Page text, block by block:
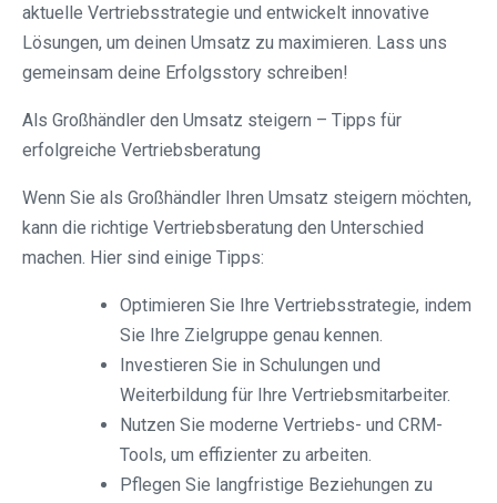
aktuelle Vertriebsstrategie und entwickelt innovative
Lösungen, um deinen Umsatz zu maximieren. Lass uns
gemeinsam deine Erfolgsstory schreiben!
Als Großhändler den Umsatz steigern – Tipps für
erfolgreiche Vertriebsberatung
Wenn Sie als Großhändler Ihren Umsatz steigern möchten,
kann die richtige Vertriebsberatung den Unterschied
machen. Hier sind einige Tipps:
Optimieren Sie Ihre Vertriebsstrategie, indem
Sie Ihre Zielgruppe genau kennen.
Investieren Sie in Schulungen und
Weiterbildung für Ihre Vertriebsmitarbeiter.
Nutzen Sie moderne Vertriebs- und CRM-
Tools, um effizienter zu arbeiten.
Pflegen Sie langfristige Beziehungen zu